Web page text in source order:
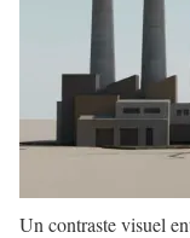
Un contraste visuel